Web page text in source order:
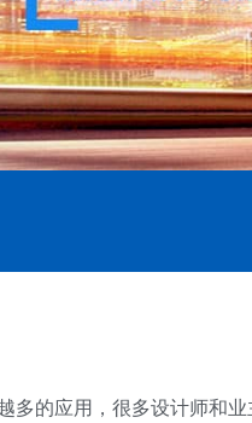
多的应用，很多设计师和